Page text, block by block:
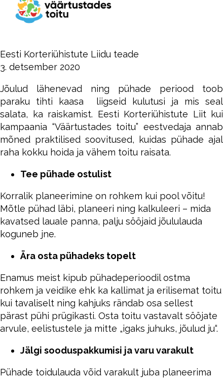
Eesti Korteriühistute Liidu teade
3. detsember 2020
Jõulud lähenevad ning pühade periood toob
paraku tihti kaasa liigseid kulutusi ja mis seal
salata, ka raiskamist. Eesti Korteriühistute Liit kui
kampaania “Väärtustades toitu” eestvedaja annab
mõned praktilised soovitused, kuidas pühade ajal
raha kokku hoida ja vähem toitu raisata.
Tee pühade ostulist
Korralik planeerimine on rohkem kui pool võitu!
Mõtle pühad läbi, planeeri ning kalkuleeri – mida
kavatsed lauale panna, palju sööjaid jõululauda
koguneb jne.
Ära osta pühadeks topelt
Enamus meist kipub pühadeperioodil ostma
rohkem ja veidike ehk ka kallimat ja erilisemat toitu
kui tavaliselt ning kahjuks rändab osa sellest
pärast pühi prügikasti. Osta toitu vastavalt sööjate
arvule, eelistustele ja mitte „igaks juhuks, jõulud ju“.
Jälgi sooduspakkumisi ja varu varakult
Pühade toidulauda võid varakult juba planeerima